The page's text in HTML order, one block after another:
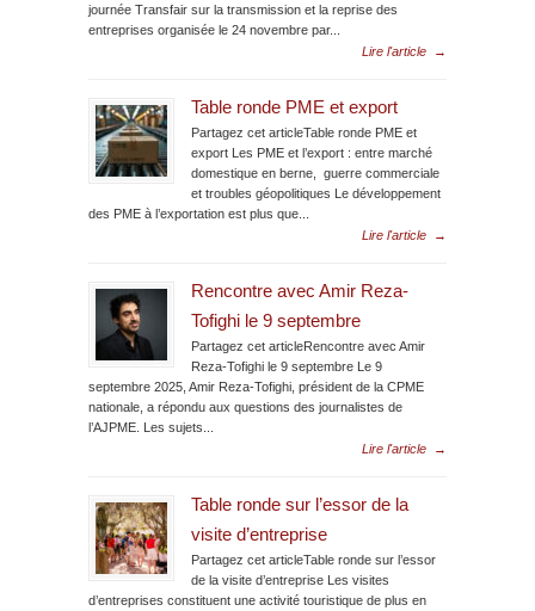
journée Transfair sur la transmission et la reprise des
entreprises organisée le 24 novembre par...
Lire l'article
→
Table ronde PME et export
Partagez cet articleTable ronde PME et
export Les PME et l’export : entre marché
domestique en berne, guerre commerciale
et troubles géopolitiques Le développement
des PME à l’exportation est plus que...
Lire l'article
→
Rencontre avec Amir Reza-
Tofighi le 9 septembre
Partagez cet articleRencontre avec Amir
Reza-Tofighi le 9 septembre Le 9
septembre 2025, Amir Reza-Tofighi, président de la CPME
nationale, a répondu aux questions des journalistes de
l’AJPME. Les sujets...
Lire l'article
→
Table ronde sur l’essor de la
visite d’entreprise
Partagez cet articleTable ronde sur l’essor
de la visite d’entreprise Les visites
d’entreprises constituent une activité touristique de plus en